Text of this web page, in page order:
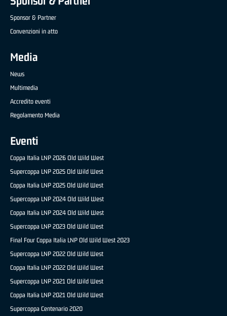
Sponsor & Partner
Convenzioni in atto
Media
News
Multimedia
Accredito eventi
Regolamento Media
Eventi
Coppa Italia LNP 2026 Old Wild West
Supercoppa LNP 2025 Old Wild West
Coppa Italia LNP 2025 Old Wild West
Supercoppa LNP 2024 Old Wild West
Coppa Italia LNP 2024 Old Wild West
Supercoppa LNP 2023 Old Wild West
Final Four Coppa Italia LNP Old Wild West 2023
Supercoppa LNP 2022 Old Wild West
Coppa Italia LNP 2022 Old Wild West
Supercoppa LNP 2021 Old Wild West
Coppa Italia LNP 2021 Old Wild West
Supercoppa Centenario 2020